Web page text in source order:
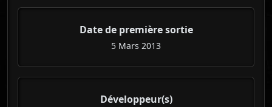
Date de première sortie
5 Mars 2013
Développeur(s)